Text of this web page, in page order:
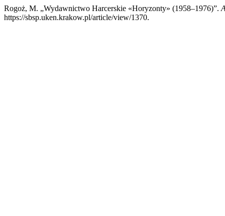
Rogoż, M. „Wydawnictwo Harcerskie «Horyzonty» (1958–1976)”.
https://sbsp.uken.krakow.pl/article/view/1370.